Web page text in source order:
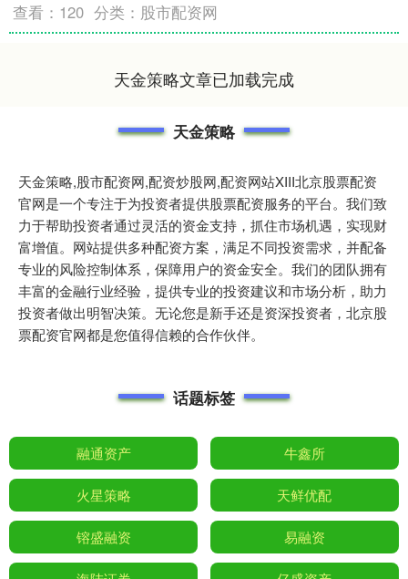
查看： 120 分类： 股市配资网
天金策略文章已加载完成
天金策略
天金策略,股市配资网,配资炒股网,配资网站XIII‌北京股票配资
官网是一个专注于为投资者提供股票配资服务的平台。我们致
力于帮助投资者通过灵活的资金支持，抓住市场机遇，实现财
富增值。网站提供多种配资方案，满足不同投资需求，并配备
专业的风险控制体系，保障用户的资金安全。我们的团队拥有
丰富的金融行业经验，提供专业的投资建议和市场分析，助力
投资者做出明智决策。无论您是新手还是资深投资者，北京股
票配资官网都是您值得信赖的合作伙伴。
话题标签
融通资产 牛鑫所
火星策略 天鲜优配
镕盛融资 易融资